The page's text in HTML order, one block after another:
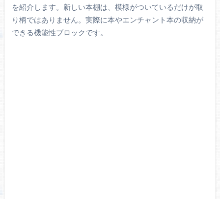
を紹介します。新しい本棚は、模様がついているだけが取
り柄ではありません。実際に本やエンチャント本の収納が
できる機能性ブロックです。